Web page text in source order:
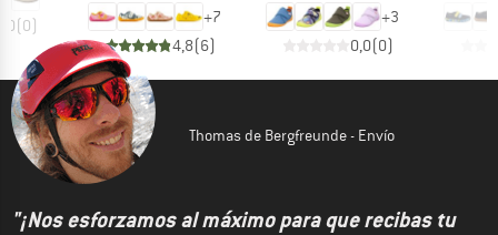
(0) +7
4,8(6)
+3
0,0(0)
Thomas de Bergfreunde - Envío
"¡Nos esforzamos al máximo para que recibas tu